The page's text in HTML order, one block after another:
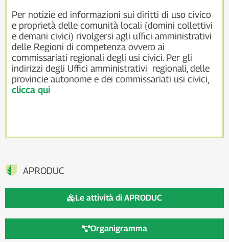
Per notizie ed informazioni sui diritti di uso civico
e proprietà delle comunità locali (domini collettivi
e demani civici) rivolgersi agli uffici amministrativi
delle Regioni di competenza ovvero ai
commissariati regionali degli usi civici. Per gli
indirizzi degli Uffici amministrativi regionali, delle
provincie autonome e dei commissariati usi civici,
clicca qui
APRODUC
Le attività di APRODUC
Organigramma